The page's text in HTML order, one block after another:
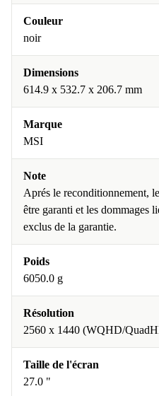
Couleur
noir
Dimensions
614.9 x 532.7 x 206.7 mm
Marque
MSI
Note
Aprés le reconditionnement,
être garanti et les dommages
exclus de la garantie.
Poids
6050.0 g
Résolution
2560 x 1440 (WQHD/
Taille de l'écran
27.0 "